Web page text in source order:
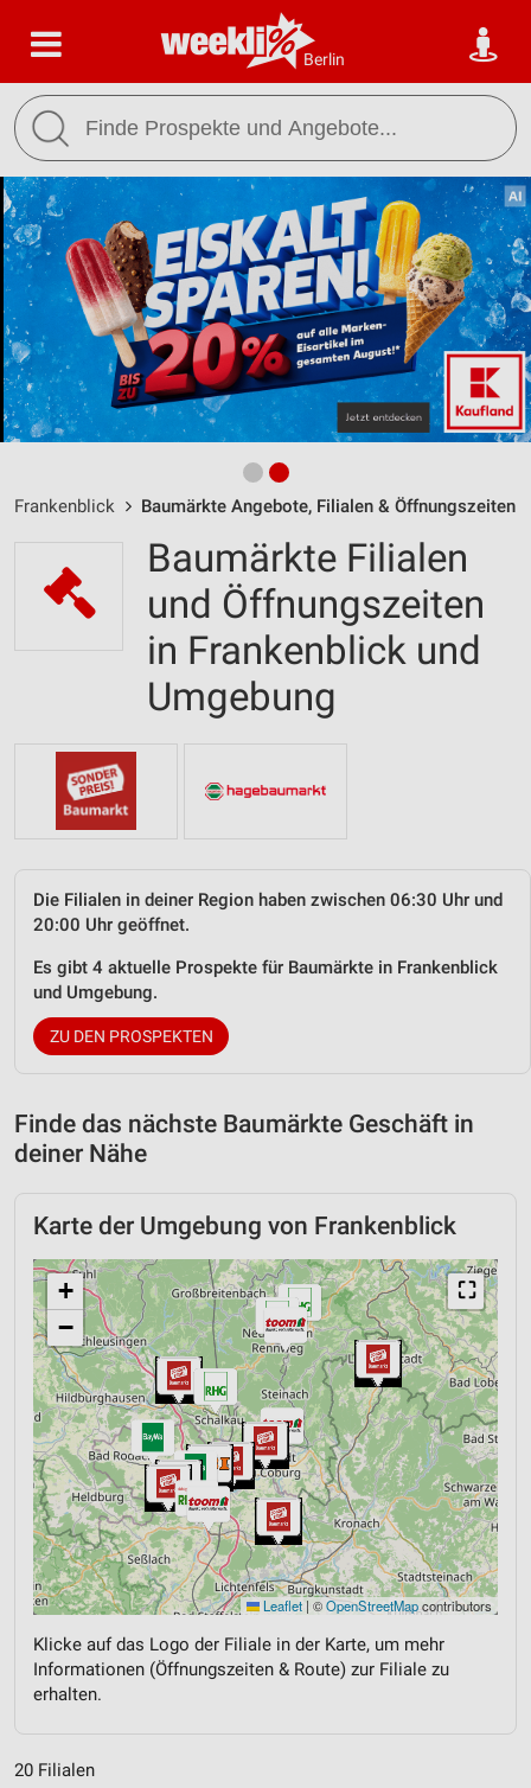
Berlin
Frankenblick Baumärkte Angebote, Filialen & Öffnungszeiten
Baumärkte Filialen
und Öffnungszeiten
in Frankenblick und
Umgebung
Die Filialen in deiner Region haben zwischen 06:30 Uhr und
20:00 Uhr geöffnet.
Es gibt 4 aktuelle Prospekte für Baumärkte in Frankenblick
und Umgebung.
ZU DEN PROSPEKTEN
Finde das nächste Baumärkte Geschäft in
deiner Nähe
Karte der Umgebung von Frankenblick
⛶
+
−
Leaflet | ©OpenStreetMapcontributors
Klicke auf das Logo der Filiale in der Karte, um mehr
Informationen (Öffnungszeiten & Route) zur Filiale zu
erhalten.
20 Filialen